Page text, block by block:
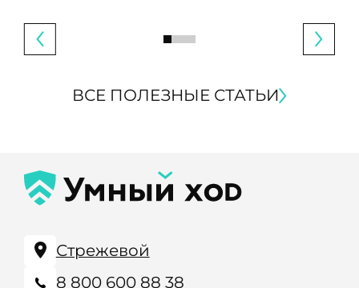
ВСЕ ПОЛЕЗНЫЕ СТАТЬИ
Стрежевой
8 800 600 88 38